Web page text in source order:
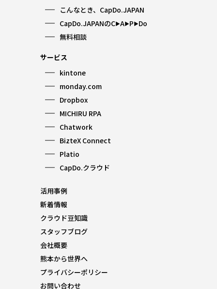
こんなとき、CapDo.JAPAN
CapDo.JAPANのC▶︎A▶︎P▶︎Do
無料相談
サービス
kintone
monday.com
Dropbox
MICHIRU RPA
Chatwork
BizteX Connect
Platio
CapDo.クラウド
活用事例
新着情報
クラウド豆知識
スタッフブログ
会社概要
熊本から世界へ
プライバシーポリシー
お問い合わせ